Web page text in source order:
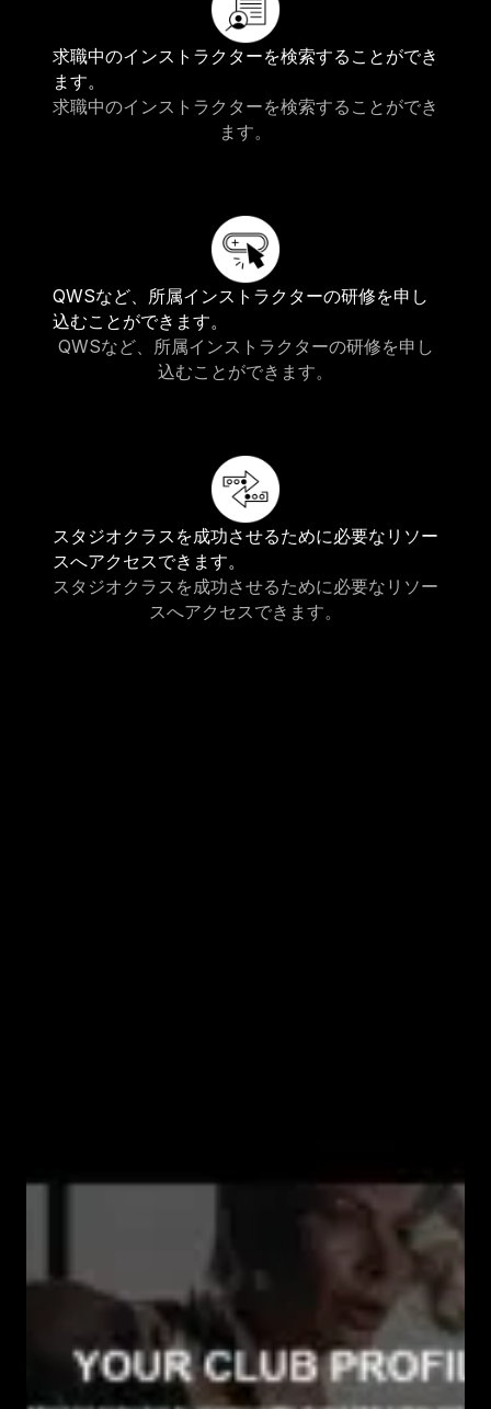
求職中のインストラクターを検索することができ
ます。
求職中のインストラクターを検索することができ
ます。
QWSなど、所属インストラクターの研修を申し
込むことができます。
QWSなど、所属インストラクターの研修を申し
込むことができます。
スタジオクラスを成功させるために必要なリソー
スへアクセスできます。
スタジオクラスを成功させるために必要なリソー
スへアクセスできます。